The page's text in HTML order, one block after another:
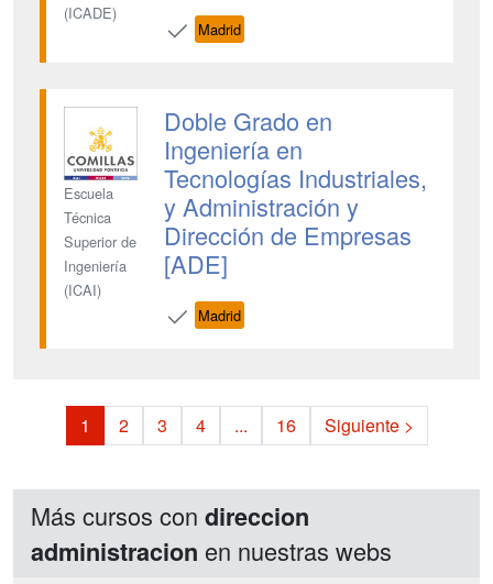
(ICADE)
Madrid
Escuela
Técnica
Superior de
Ingeniería
(ICAI)
Doble Grado en
Ingeniería en
Tecnologías Industriales,
y Administración y
Dirección de Empresas
[ADE]
Madrid
1 2 3 4 ... 16 Siguiente >
Más cursos con direccion
administracion en nuestras webs